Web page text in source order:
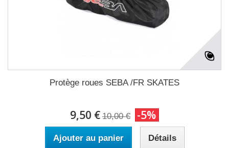
Protège roues SEBA /FR SKATES
9,50 € 10,00 € -5%
Ajouter au panier Détails